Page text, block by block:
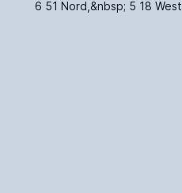
6 51 Nord,&nbsp; 5 18 West